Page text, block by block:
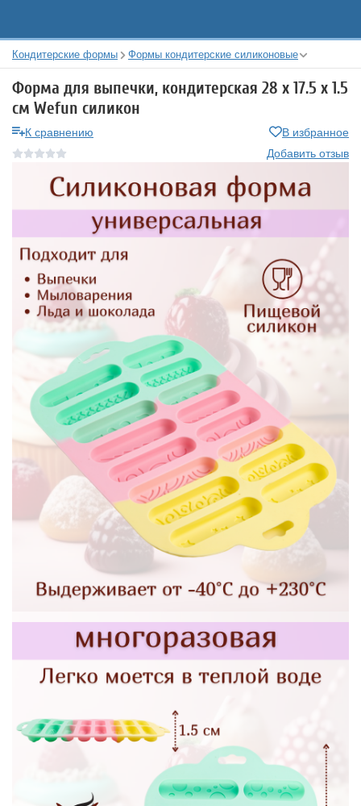
Кондитерские формы Формы кондитерские силиконовые
Форма для выпечки, кондитерская 28 х 17.5 х 1.5
см Wefun силикон
К сравнению
В избранное
Добавить отзыв